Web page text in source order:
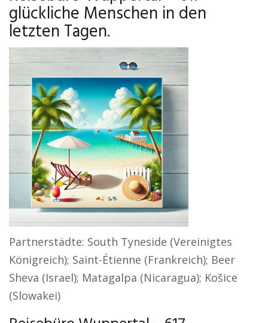
glückliche Menschen in den
letzten Tagen.
Partnerstädte: South Tyneside (Vereinigtes
Königreich); Saint-Étienne (Frankreich); Beer
Sheva (Israel); Matagalpa (Nicaragua); Košice
(Slowakei)